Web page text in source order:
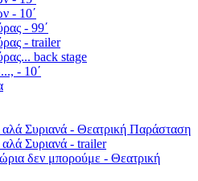
- 10΄
- 99΄
- trailer
back stage
- 10΄
αλά Συριανά - Θεατρική Παράσταση
αλά Συριανά - trailer
δεν μπορούμε - Θεατρική